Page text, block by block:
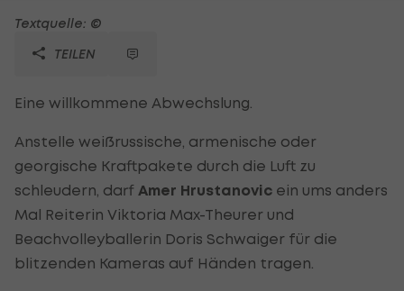
Textquelle: ©
TEILEN
Eine willkommene Abwechslung.
Anstelle weißrussische, armenische oder
georgische Kraftpakete durch die Luft zu
schleudern, darf Amer Hrustanovic ein ums anders
Mal Reiterin Viktoria Max-Theurer und
Beachvolleyballerin Doris Schwaiger für die
blitzenden Kameras auf Händen tragen.